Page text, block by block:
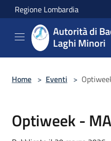
Salta al contenuto principale
Regione Lombardia
Autorità di
Laghi Minori
Home > Eventi >
Optiweek -